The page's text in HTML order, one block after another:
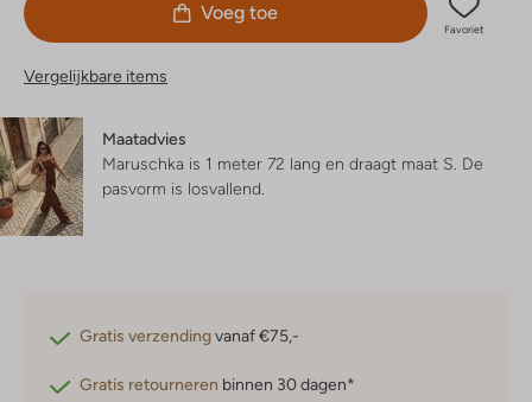
Voeg toe
Favoriet
Vergelijkbare items
Maatadvies
Maruschka is 1 meter 72 lang en draagt maat S. De
pasvorm is losvallend
Gratis verzendingvanaf €75,-
Gratis retourneren binnen 30 dagen*